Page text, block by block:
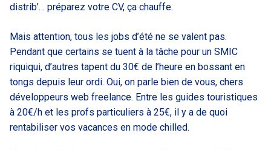
distrib’… préparez votre CV, ça chauffe.
Mais attention, tous les jobs d’été ne se valent pas.
Pendant que certains se tuent à la tâche pour un SMIC
riquiqui, d’autres tapent du 30€ de l’heure en bossant en
tongs depuis leur ordi. Oui, on parle bien de vous, chers
développeurs web freelance. Entre les guides touristiques
à 20€/h et les profs particuliers à 25€, il y a de quoi
rentabiliser vos vacances en mode chilled.